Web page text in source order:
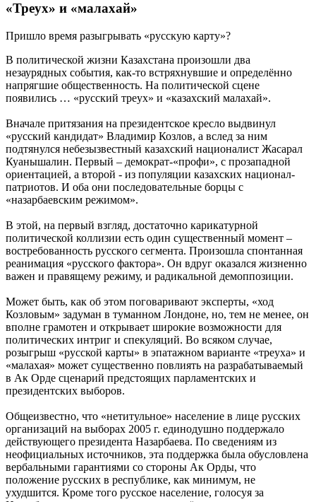
«Треух» и «малахай»
Пришло время разыгрывать «русскую карту»?
В политической жизни Казахстана произошли два
незаурядных события, как-то встряхнувшие и определённо
напрягшие общественность. На политической сцене
появились … «русский треух» и «казахский малахай».
Вначале притязания на президентское кресло выдвинул
«русский кандидат» Владимир Козлов, а вслед за ним
подтянулся небезызвестный казахский националист Жасарал
Куанышалин. Первый – демократ-«профи», с прозападной
ориентацией, а второй - из популяции казахских национал-
патриотов. И оба они последовательные борцы с
«назарбаевским режимом».
В этой, на первый взгляд, достаточно карикатурной
политической коллизии есть один существенный момент –
востребованность русского сегмента. Произошла спонтанная
реанимация «русского фактора». Он вдруг оказался жизненно
важен и правящему режиму, и радикальной демоппозиции.
Может быть, как об этом поговаривают эксперты, «ход
Козловым» задуман в туманном Лондоне, но, тем не менее, он
вполне грамотен и открывает широкие возможности для
политических интриг и спекуляций. Во всяком случае,
розыгрыш «русской карты» в эпатажном варианте «треуха» и
«малахая» может существенно повлиять на разрабатываемый
в Ак Орде сценарий предстоящих парламентских и
президентских выборов.
Общеизвестно, что «нетитульное» население в лице русских
организаций на выборах 2005 г. единодушно поддержало
действующего президента Назарбаева. По сведениям из
неофициальных источников, эта поддержка была обусловлена
вербальными гарантиями со стороны Ак Орды, что
положение русских в республике, как минимум, не
ухудшится. Кроме того русское население, голосуя за